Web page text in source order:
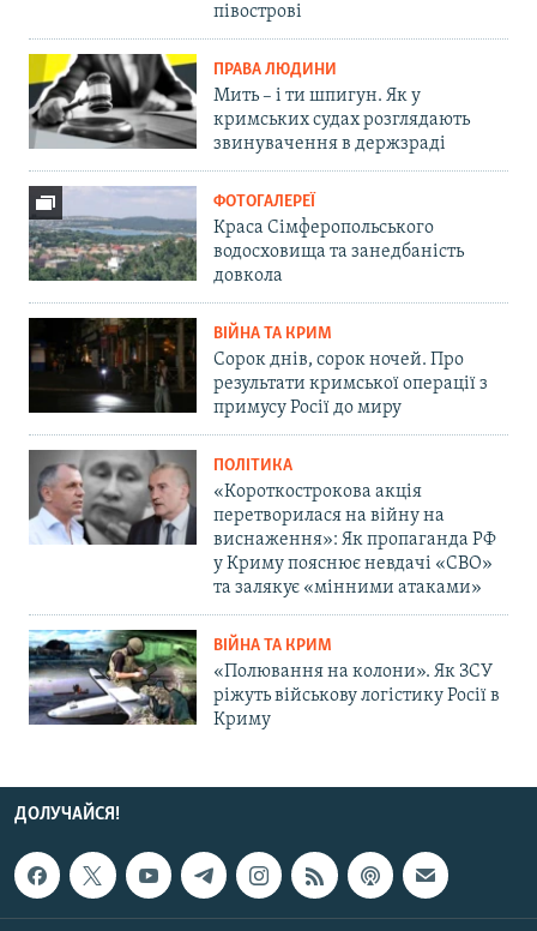
півострові
ПРАВА ЛЮДИНИ
Мить – і ти шпигун. Як у
кримських судах розглядають
звинувачення в держзраді
ФОТОГАЛЕРЕЇ
Краса Сімферопольського
водосховища та занедбаність
довкола
ВІЙНА ТА КРИМ
Сорок днів, сорок ночей. Про
результати кримської операції з
примусу Росії до миру
ПОЛІТИКА
«Короткострокова акція
перетворилася на війну на
виснаження»: Як пропаганда РФ
у Криму пояснює невдачі «СВО»
та залякує «мінними атаками»
ВІЙНА ТА КРИМ
«Полювання на колони». Як ЗСУ
ріжуть військову логістику Росії в
Криму
ДОЛУЧАЙСЯ!